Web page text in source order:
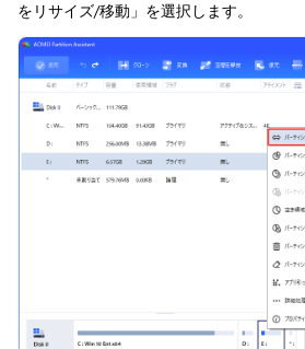
をリサイズ/移動」を選択します。